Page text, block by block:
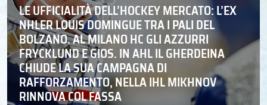
LE UFFICIALITÀ DELL’HOCKEY MERCATO: L’EX
NHLER LOUIS DOMINGUE TRA I PALI DEL
BOLZANO. AL MILANO HC GLI AZZURRI
FRYCKLUND E GIOS. IN AHL IL GHERDEINA
CHIUDE LA SUA CAMPAGNA DI
RAFFORZAMENTO, NELLA IHL MIKHNOV
RINNOVA COL FASSA